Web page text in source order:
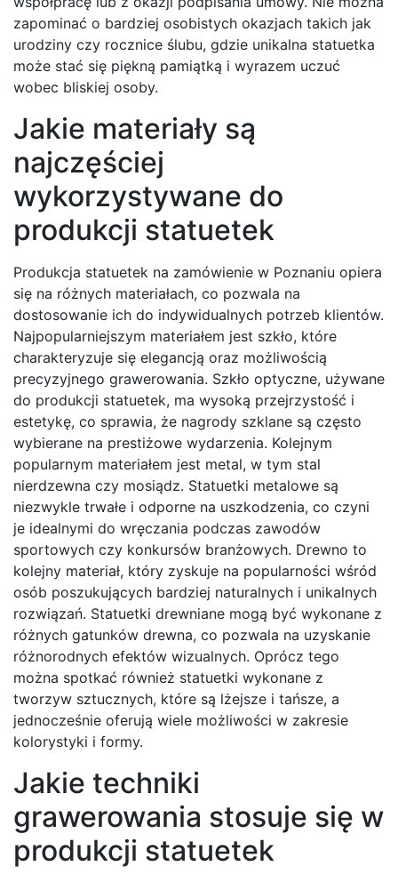
zapominać o bardziej osobistych okazjach takich jak
urodziny czy rocznice ślubu, gdzie unikalna statuetka
może stać się piękną pamiątką i wyrazem uczuć
wobec bliskiej osoby.
Jakie materiały są
najczęściej
wykorzystywane do
produkcji statuetek
Produkcja statuetek na zamówienie w Poznaniu opiera
się na różnych materiałach, co pozwala na
dostosowanie ich do indywidualnych potrzeb klientów.
Najpopularniejszym materiałem jest szkło, które
charakteryzuje się elegancją oraz możliwością
precyzyjnego grawerowania. Szkło optyczne, używane
do produkcji statuetek, ma wysoką przejrzystość i
estetykę, co sprawia, że nagrody szklane są często
wybierane na prestiżowe wydarzenia. Kolejnym
popularnym materiałem jest metal, w tym stal
nierdzewna czy mosiądz. Statuetki metalowe są
niezwykle trwałe i odporne na uszkodzenia, co czyni
je idealnymi do wręczania podczas zawodów
sportowych czy konkursów branżowych. Drewno to
kolejny materiał, który zyskuje na popularności wśród
osób poszukujących bardziej naturalnych i unikalnych
rozwiązań. Statuetki drewniane mogą być wykonane z
różnych gatunków drewna, co pozwala na uzyskanie
różnorodnych efektów wizualnych. Oprócz tego
można spotkać również statuetki wykonane z
tworzyw sztucznych, które są lżejsze i tańsze, a
jednocześnie oferują wiele możliwości w zakresie
kolorystyki i formy.
Jakie techniki
grawerowania stosuje się w
produkcji statuetek